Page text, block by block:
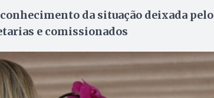
da situação deixada pelo
e comissionados